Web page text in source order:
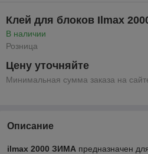
Клей для блоков Ilmax
В наличии
Розница
Цену уточняйте
Минимальная сумма заказа на
Описание
ilmax 2000 ЗИМА предназначен